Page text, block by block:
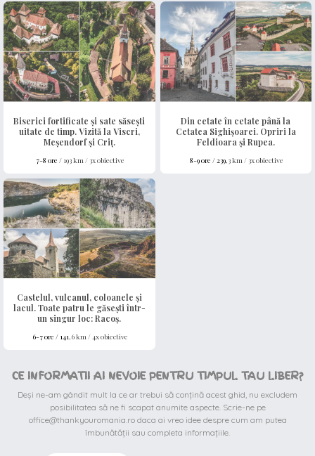
Biserici fortificate și sate săsești
uitate de timp. Vizită la Viscri,
Meșendorf și Criț.
7-8 ore / 193 km / 3x obiective
Din cetate în cetate până la
Cetatea Sighișoarei. Opriri la
Feldioara și Rupea.
8-9 ore /239,3 km / 3x obiective
Castelul, vulcanul, coloanele și
lacul. Toate patru le găsești într-
un singur loc: Racoș.
6-7 ore /141 ,6 km / 4x obiective
CE INFORMATII AI NEVOIE PENTRU TIMPUL TAU LIBER?
Deși ne-am gândit mult la ce ar trebui să conțină acest ghid, nu excludem
posibilitatea să ne fi scapat anumite aspecte. Scrie-ne pe
office@thankyouromania.ro daca ai vreo idee despre cum am putea
îmbunătății sau completa informațiile.